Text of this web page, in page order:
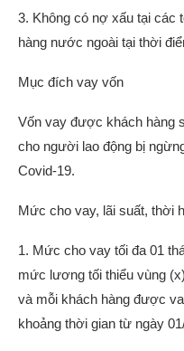
3. Không có nợ xấu tại các
hàng nước ngoài tại thời
Mục đích vay vốn
Vốn vay được khách hàng
cho người lao động bị
Covid-19.
Mức cho vay, lãi suất, thời
1. Mức cho vay tối đa 01
mức lương tối thiểu vùng
và mỗi khách hàng được
khoảng thời gian từ ngày